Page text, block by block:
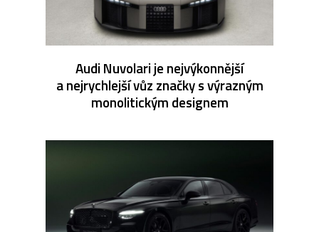
Audi Nuvolari je nejvýkonnější
a nejrychlejší vůz značky s výrazným
monolitickým designem